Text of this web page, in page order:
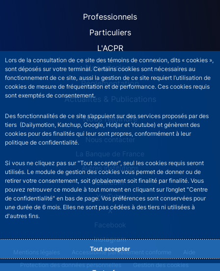
Lors de la consultation de ce site des témoins de connexion, dits « cookies »,
sont déposés sur votre terminal. Certains cookies sont nécessaires au
fonctionnement de ce site, aussi la gestion de ce site requiert l’utilisation de
cookies de mesure de fréquentation et de performance. Ces cookies requis
sont exemptés de consentement.
Des fonctionnalités de ce site s’appuient sur des services proposés par des
tiers (Dailymotion, Katchup, Google, Hotjar et Youtube) et génèrent des
cookies pour des finalités qui leur sont propres, conformément à leur
politique de confidentialité.
Si vous ne cliquez pas sur "Tout accepter", seul les cookies requis seront
utilisés. Le module de gestion des cookies vous permet de donner ou de
retirer votre consentement, soit globalement soit finalité par finalité. Vous
pouvez retrouver ce module à tout moment en cliquant sur l’onglet "Centre
de confidentialité" en bas de page. Vos préférences sont conservées pour
une durée de 6 mois. Elles ne sont pas cédées à des tiers ni utilisées à
d'autres fins.
Tout accepter
ACPR site navigation
Professionnels
Particuliers
L'ACPR
Nos missions
Réglementation
Actualités & Publications
Nous rejoindre
ACPR footer secondary menu (French)
Nous contacter
La Banque de France
Autres institutions
LinkedIn
YouTube
X
Facebook
Instagram
ACPR footer legal notice menu
Mentions légales Accessibilité partiellement conforme
Aide
Protection des données personnelles
Gestion des cookies